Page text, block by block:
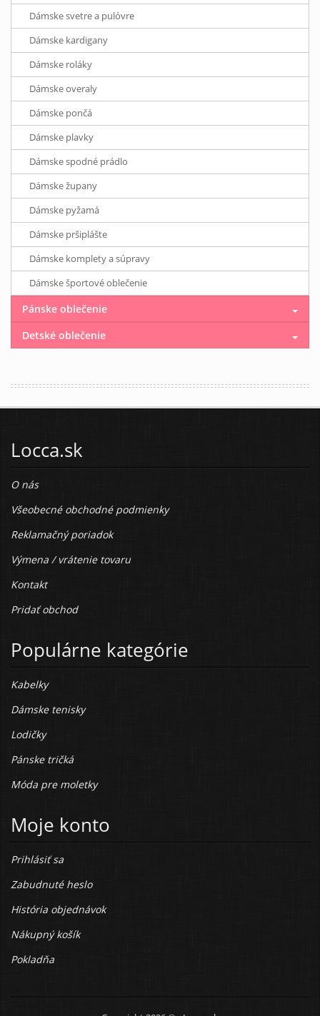
Dámske svetre a pulóvre
Dámske kardigany
Dámske roláky
Dámske overaly
Dámske pončá
Dámske plavky
Dámske spodné prádlo
Dámske župany
Dámske pyžamá
Dámske pršiplášte
Dámske komplety a súpravy
Dámske športové oblečenie
Pánske oblečenie
Detské oblečenie
Locca.sk
O nás
Všeobecné obchodné podmienky
Reklamačný poriadok
Výmena / vrátenie tovaru
Kontakt
Pridať obchod
Populárne kategórie
Kabelky
Dámske tenisky
Lodičky
Pánske tričká
Móda pre moletky
Moje konto
Prihlásiť sa
Zabudnuté heslo
História objednávok
Nákupný košík
Pokladňa